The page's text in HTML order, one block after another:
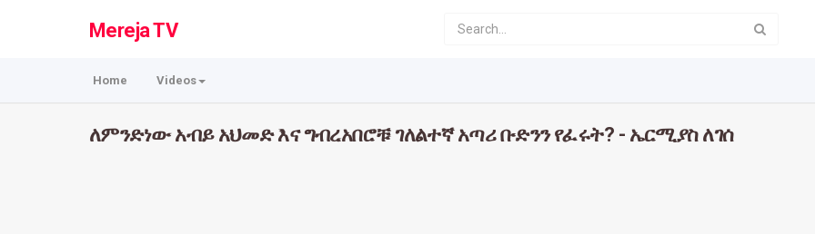
Mereja TV
Home Videos
ለምንድነው አብይ አህመድ እና ግብረአበሮቹ ገለልተኛ አጣሪ ቡድንን የፈሩት? - ኤርሚያስ ለገሰ